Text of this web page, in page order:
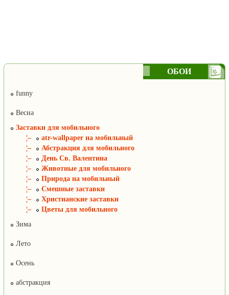
ОБОИ
funny
Весна
Заставки для мобильного
¦–
atr-wallpaper на мобильный
¦–
Абстракция для мобильного
¦–
День Св. Валентина
¦–
Животные для мобильного
¦–
Природа на мобильный
¦–
Смешные заставки
¦–
Христианские заставки
¦–
Цветы для мобильного
Зима
Лето
Осень
абстракция